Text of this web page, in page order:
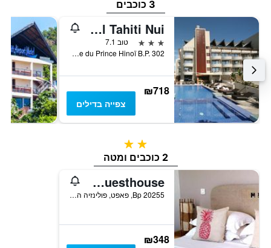
3 כוכבים
Hotel Tahiti Nui
3 כוכבים
טוב 7.1
Avenue du Prince Hinoï B.P. 302, פאפט, פולינזיה הצרפתית
₪718
צפייה בדילים
2 כוכבים
2 כוכבים ומטה
Fare Suisse Tahiti - Guesthouse
Bp 20255, פאפט, פולינזיה הצרפתית
₪348